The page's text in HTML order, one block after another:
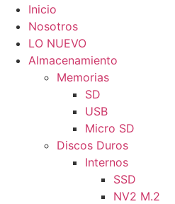
Inicio
Nosotros
LO NUEVO
Almacenamiento
Memorias
SD
USB
Micro SD
Discos Duros
Internos
SSD
NV2 M.2